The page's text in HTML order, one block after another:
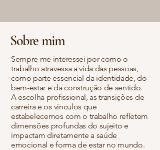
Sobre mim
Sempre me interessei por como o
trabalho atravessa a vida das pessoas,
como parte essencial da identidade, do
bem-estar e da construção de sentido.
A escolha profissional, as transições de
carreira e os vínculos que
estabelecemos com o trabalho refletem
dimensões profundas do sujeito e
impactam diretamente a saúde
emocional e forma de estar no mundo.